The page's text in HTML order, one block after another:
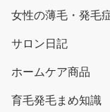
女性の薄毛・発毛
サロン日記
ホームケア商品
育毛発毛まめ知識